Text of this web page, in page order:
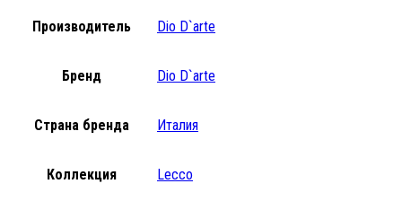
Производитель
Dio D`arte
Бренд Dio D`arte
Страна бренда Италия
Коллекция Lecco